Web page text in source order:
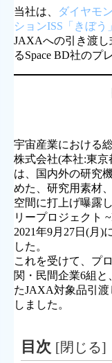
当社は、 ダイヤモ
ションISS「きぼう」
JAXAへの引き渡
るSpace BD社のプ
宇宙産業における
株式会社(本社:東
は、国内外の研究
めた、研究用素材
空間に打上げ曝露
リープロジェクト
2021年9月27日(月)
した。
これを受けて、プ
関・民間企業6組
たJAXA対象品引渡
しました。
目次 [閉じる]